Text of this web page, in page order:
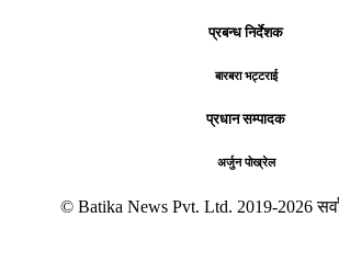
प्रबन्ध निर्देशक
बारबरा भट्टराई
प्रधान सम्पादक
अर्जुन पोख्रेल
© Batika News Pvt. Ltd. 2019-2026